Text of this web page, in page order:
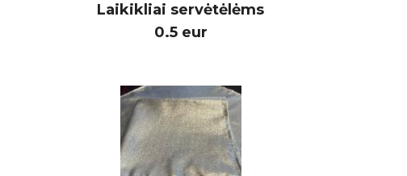
Laikikliai servėtėlėms
0.5 eur